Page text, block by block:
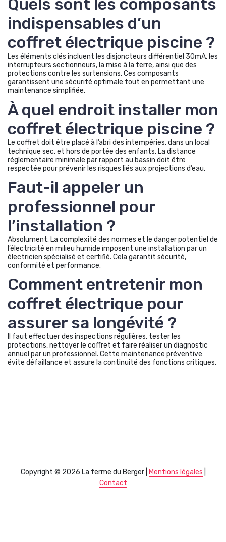
Quels sont les composants
indispensables d’un
coffret électrique piscine ?
Les éléments clés incluent les disjoncteurs différentiel 30mA, les
interrupteurs sectionneurs, la mise à la terre, ainsi que des
protections contre les surtensions. Ces composants
garantissent une sécurité optimale tout en permettant une
maintenance simplifiée.
À quel endroit installer mon
coffret électrique piscine ?
Le coffret doit être placé à l’abri des intempéries, dans un local
technique sec, et hors de portée des enfants. La distance
réglementaire minimale par rapport au bassin doit être
respectée pour prévenir les risques liés aux projections d’eau.
Faut-il appeler un
professionnel pour
l’installation ?
Absolument. La complexité des normes et le danger potentiel de
l’électricité en milieu humide imposent une installation par un
électricien spécialisé et certifié. Cela garantit sécurité,
conformité et performance.
Comment entretenir mon
coffret électrique pour
assurer sa longévité ?
Il faut effectuer des inspections régulières, tester les
protections, nettoyer le coffret et faire réaliser un diagnostic
annuel par un professionnel. Cette maintenance préventive
évite défaillance et assure la continuité des fonctions critiques.
Copyright © 2026 La ferme du Berger | Mentions légales
Contact